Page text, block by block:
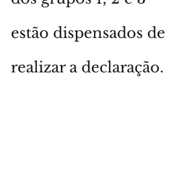
estão dispensados de
realizar a declaração.